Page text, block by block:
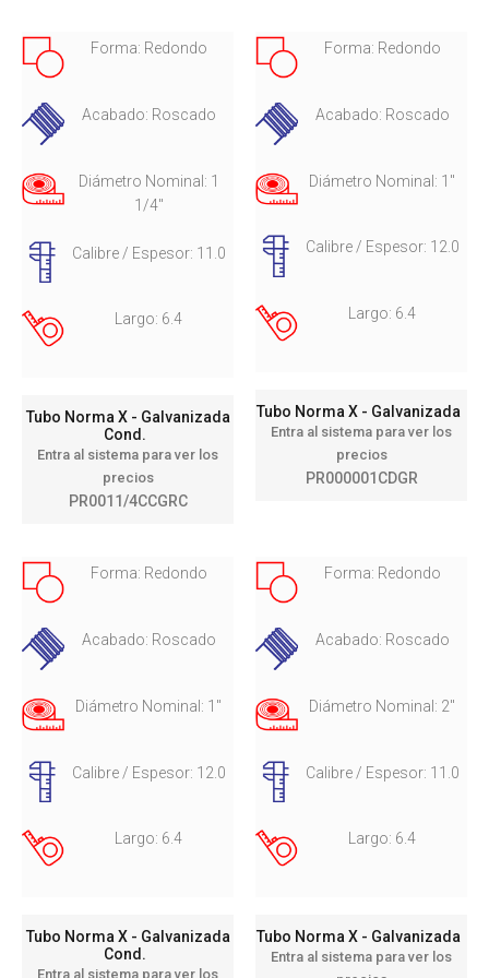
Forma: Redondo
Acabado: Roscado
Diámetro Nominal: 1
1/4"
Calibre / Espesor: 11.0
Largo: 6.4
Tubo Norma X - Galvanizada
Cond.
Entra al sistema para ver los
precios
PR0011/4CCGRC
Forma: Redondo
Acabado: Roscado
Diámetro Nominal: 1"
Calibre / Espesor: 12.0
Largo: 6.4
Tubo Norma X - Galvanizada
Entra al sistema para ver los
precios
PR000001CDGR
Forma: Redondo
Acabado: Roscado
Diámetro Nominal: 1"
Calibre / Espesor: 12.0
Largo: 6.4
Tubo Norma X - Galvanizada
Cond.
Entra al sistema para ver los
Forma: Redondo
Acabado: Roscado
Diámetro Nominal: 2"
Calibre / Espesor: 11.0
Largo: 6.4
Tubo Norma X - Galvanizada
Entra al sistema para ver los